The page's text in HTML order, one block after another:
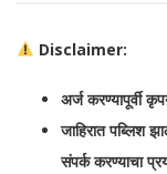
Disclaimer:
अर्ज करण्यापूर्वी
जाहिरात पब्लिश
संपर्क करण्याचा